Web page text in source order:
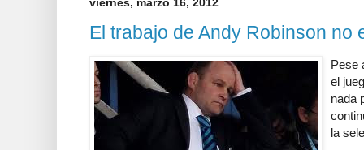
El trabajo de Andy Robinson no
Pese
el
nada
la